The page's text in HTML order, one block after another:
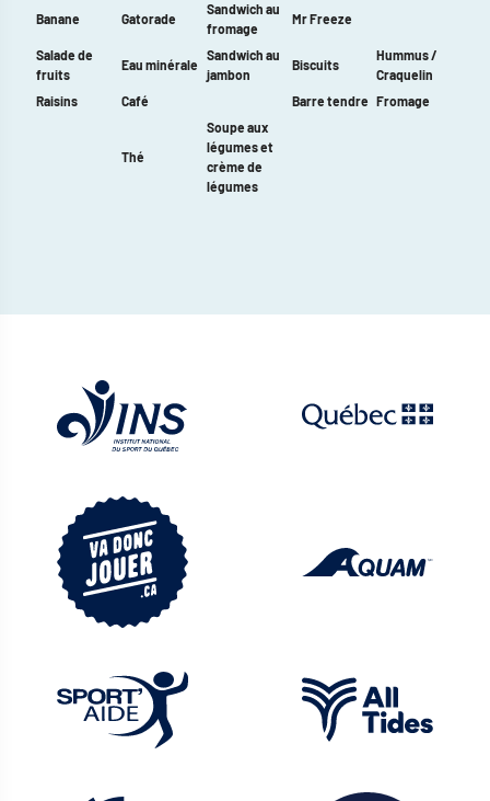
Banane Gatorade
Sandwich au
fromage
Mr Freeze
Salade de
fruits
Eau minérale
Sandwich au
jambon
Biscuits
Hummus /
Craquelin
Raisins
Café Barre tendre Fromage
Thé
Soupe aux
légumes et
crème de
légumes